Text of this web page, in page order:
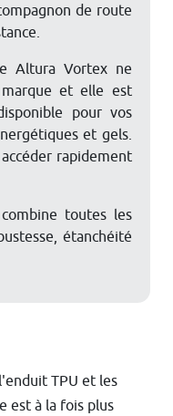
de route
Altura Vortex ne
et elle est
pour vos
et gels.
rapidement
toutes les
étanchéité
TPU et les
est à la fois plus